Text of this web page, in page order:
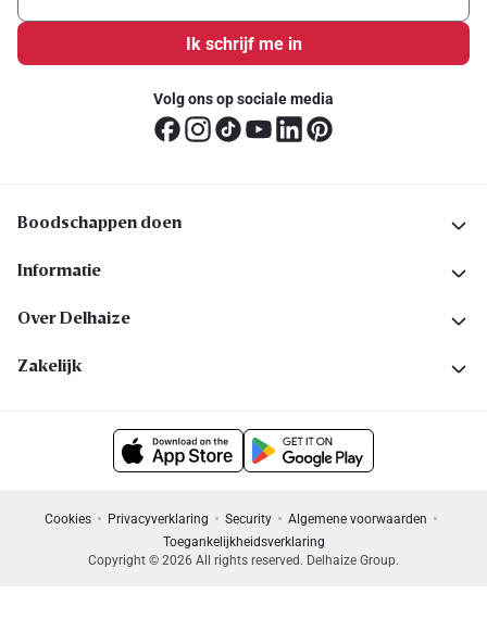
Ik schrijf me in
Volg ons op sociale media
Boodschappen doen
Informatie
Over Delhaize
Zakelijk
Cookies Privacyverklaring Security
Algemene voorwaarden
Toegankelijkheidsverklaring
Copyright © 2026 All rights reserved. Delhaize Group.